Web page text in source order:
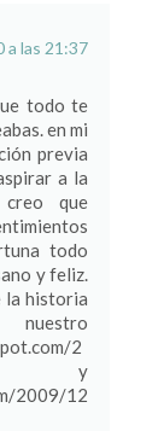
a las 21:37
todo te
en mi
previa
a la
creo que
todo
y feliz.
la historia
2
y
2009/12